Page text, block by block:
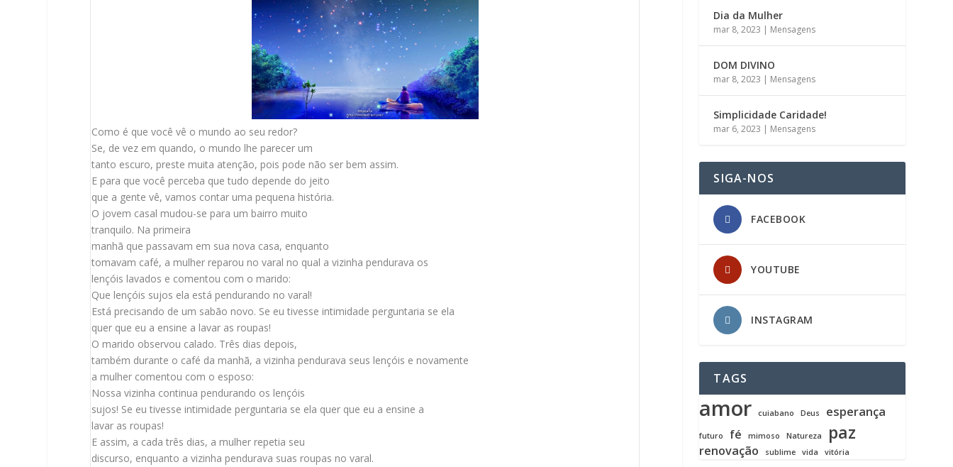
Como é que você vê o mundo ao seu redor?
Se, de vez em quando, o mundo lhe parecer um
tanto escuro, preste muita atenção, pois pode não ser bem assim.
E para que você perceba que tudo depende do jeito
que a gente vê, vamos contar uma pequena história.
O jovem casal mudou-se para um bairro muito
tranquilo. Na primeira
manhã que passavam em sua nova casa, enquanto
tomavam café, a mulher reparou no varal no qual a vizinha pendurava os
lençóis lavados e comentou com o marido:
Que lençóis sujos ela está pendurando no varal!
Está precisando de um sabão novo. Se eu tivesse intimidade perguntaria se ela
quer que eu a ensine a lavar as roupas!
O marido observou calado. Três dias depois,
também durante o café da manhã, a vizinha pendurava seus lençóis e novamente
a mulher comentou com o esposo:
Nossa vizinha continua pendurando os lençóis
sujos! Se eu tivesse intimidade perguntaria se ela quer que eu a ensine a
lavar as roupas!
E assim, a cada três dias, a mulher repetia seu
discurso, enquanto a vizinha pendurava suas roupas no varal.
Dia da Mulher
mar 8, 2023 | Mensagens
DOM DIVINO
mar 8, 2023 | Mensagens
Simplicidade Caridade!
mar 6, 2023 | Mensagens
SIGA-NOS
FACEBOOK
YOUTUBE
INSTAGRAM
TAGS
amor cuiabano Deus esperança
futuro fé mimoso Natureza paz
renovação sublime vida vitória